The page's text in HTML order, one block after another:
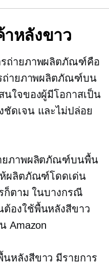
หลังขาว
ถ่ายภาพผลิตภัณฑ์คือ
ถ่ายภาพผลิตภัณฑ์บน
ใจของผู้มีโอกาสเป็น
ดเจน และไม่ปล่อย
ยภาพผลิตภัณฑ์บนพื้น
ห้ผลิตภัณฑ์โดดเด่น
ก็ตาม ในบางกรณี
ต้องใช้พื้นหลังสีขาว
Amazon
หลังสีขาว มีรายการ